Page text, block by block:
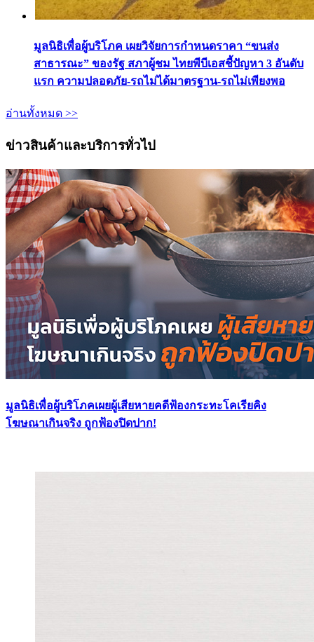
มูลนิธิเพื่อผู้บริโภค เผยวิจัยการกำหนดราคา “ขนส่ง
สาธารณะ” ของรัฐ สภาผู้ชม ไทยพีบีเอสชี้ปัญหา 3 อันดับ
แรก ความปลอดภัย-รถไม่ได้มาตรฐาน-รถไม่เพียงพอ
อ่านทั้งหมด >>
ข่าวสินค้าและบริการทั่วไป
มูลนิธิเพื่อผู้บริโภคเผยผู้เสียหายคดีฟ้องกระทะโคเรียคิง
โฆษณาเกินจริง ถูกฟ้องปิดปาก!